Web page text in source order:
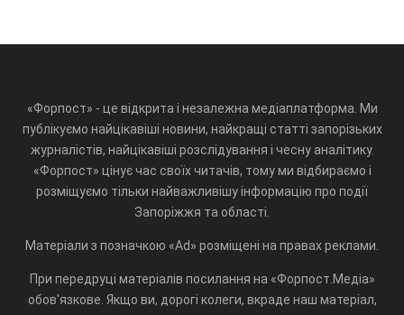
«Форпост» - це відкрита і незалежна медіаплатформа. Ми
публікуємо найцікавіші новини, найкращі статті запорізьких
журналістів, найцікавіші розслідування і чесну аналітику.
«Форпост» цінує час своїх читачів, тому ми відбираємо і
розміщуємо тільки найважливішу інформацію про події
Запоріжжя та області.
Матеріали з позначкою «Ad» розміщені на правах реклами.
При передруці матеріалів посилання на «Форпост.Медіа»
обов'язкове. Якщо ви, дорогі колеги, вкраде наш матеріал,